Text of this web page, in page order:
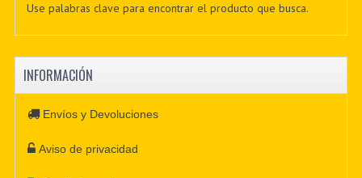
Use palabras clave para encontrar el producto que busca.
INFORMACIÓN
Envíos y Devoluciones
Aviso de privacidad